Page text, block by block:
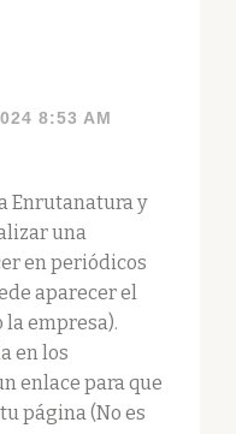
8:53 AM
Enrutanatura y
una
en periódicos
aparecer el
empresa).
en los
enlace para que
página (No es